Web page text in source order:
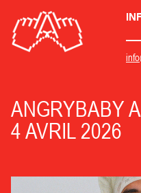
ANGRYBABY
4 AVRIL 2026